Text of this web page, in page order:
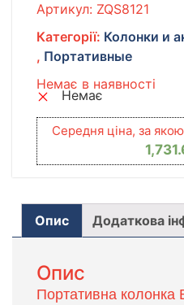
Артикул: ZQS8121
Категорії: Колонки и
, Портативные
Немає в наявності
Немає
Середня ціна, за
Опис Додаткова
Опис
Портативна колонка